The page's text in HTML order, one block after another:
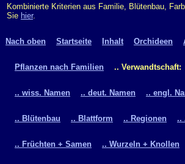
Kombinierte Kriterien aus Familie, Blütenbau,
Sie hier.
Nach oben Startseite Inhalt Orchideen
Pflanzen nach Familien .. Verwandtschaft:
.. wiss. Namen .. deut. Namen .. engl.
.. Blütenbau .. Blattform .. Regionen ..
.. Früchten + Samen .. Wurzeln + Knollen